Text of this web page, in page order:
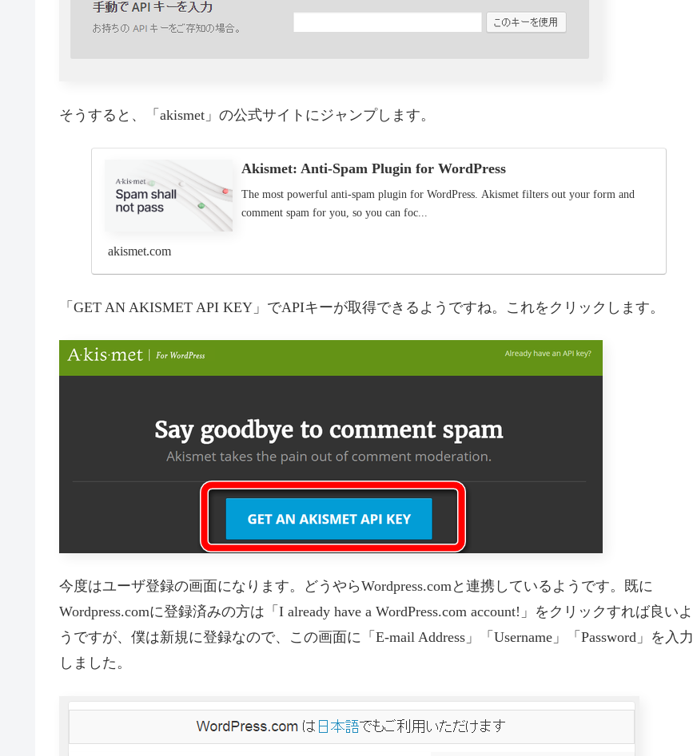
そうすると、「akismet」の公式サイトにジャンプします。
Akismet: Anti-Spam Plugin for WordPress
The most powerful anti-spam plugin for WordPress. Akismet filters out your form and
comment spam for you, so you can foc...
akismet.com
「GET AN AKISMET API KEY」でAPIキーが取得できるようですね。これをクリックします。
今度はユーザ登録の画面になります。どうやらWordpress.comと連携しているようです。既に
Wordpress.comに登録済みの方は「I already have a WordPress.com account!」をクリックすれば良いよ
うですが、僕は新規に登録なので、この画面に「E-mail Address」「Username」「Password」を入力
しました。